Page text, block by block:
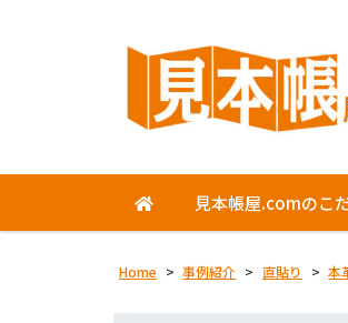
見本帳屋.comのこ
Home > 事例紹介 > 直貼り > 本